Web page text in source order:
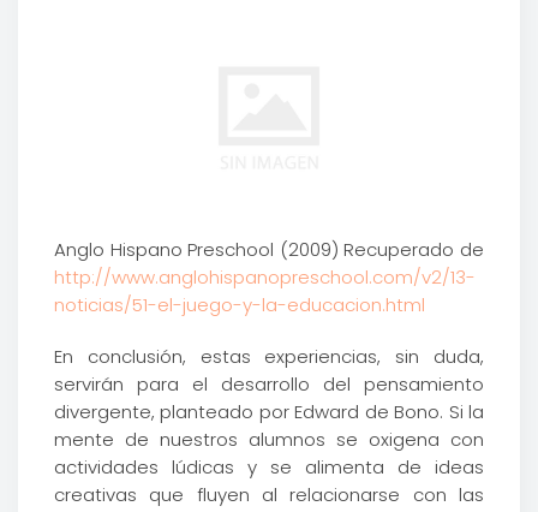
Anglo Hispano Preschool (2009) Recuperado de
http://www.anglohispanopreschool.com/v2/13-
noticias/51-el-juego-y-la-educacion.html
En conclusión, estas experiencias, sin duda,
servirán para el desarrollo del pensamiento
divergente, planteado por Edward de Bono. Si la
mente de nuestros alumnos se oxigena con
actividades lúdicas y se alimenta de ideas
creativas que fluyen al relacionarse con las